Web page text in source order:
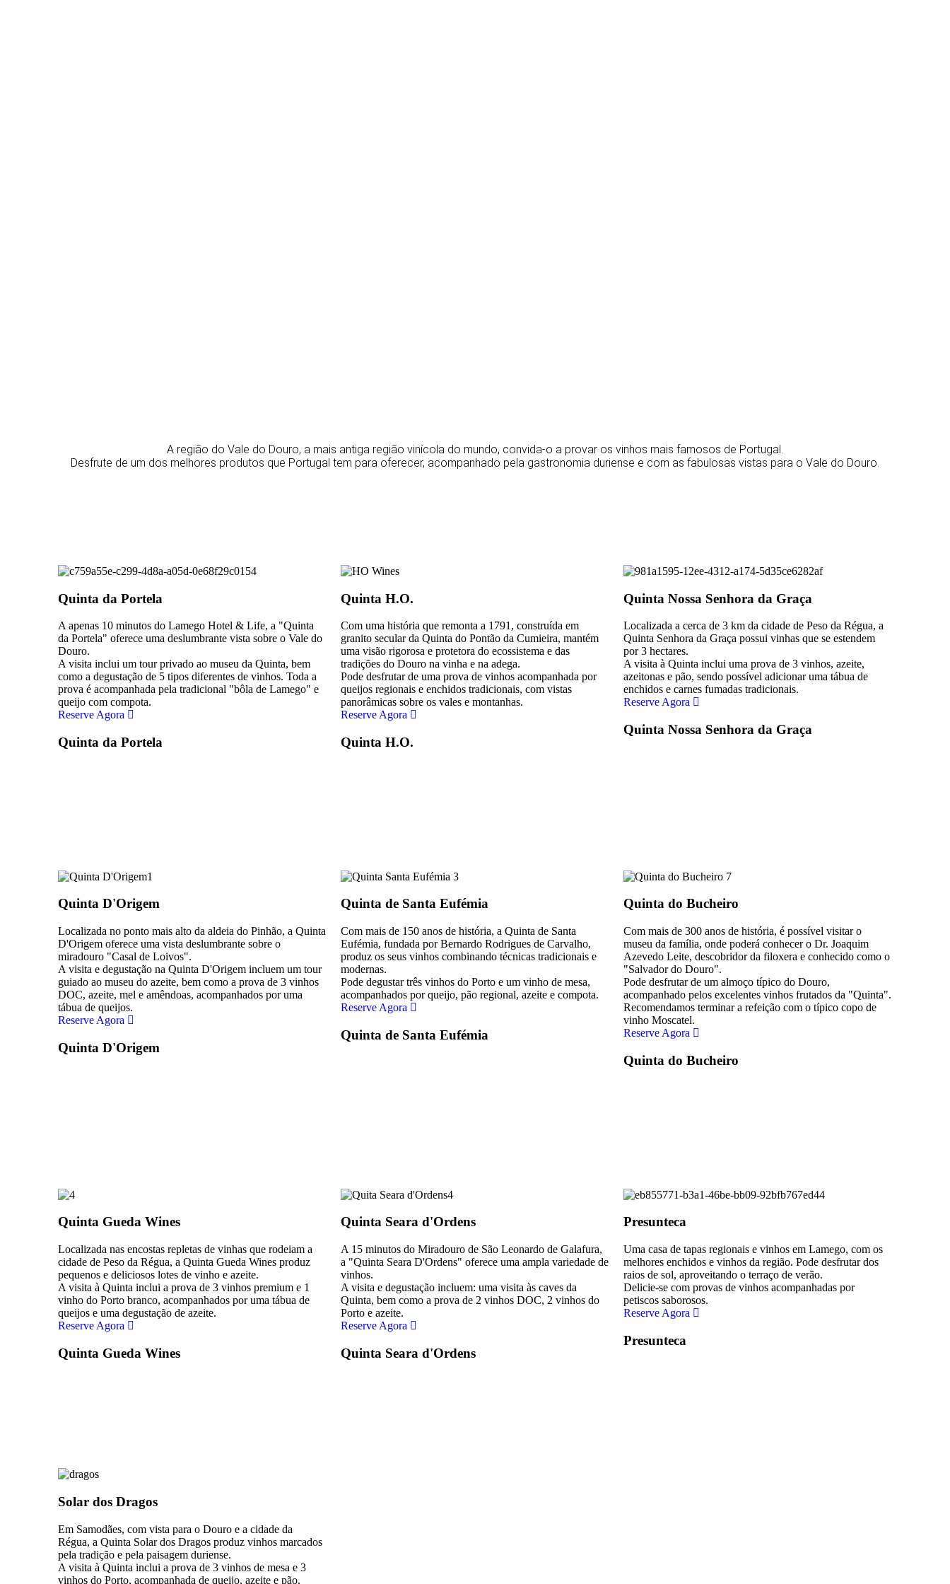
A região do Vale do Douro, a mais antiga região vinícola do mundo, convida-o a provar os vinhos mais famosos de Portugal.
Desfrute de um dos melhores produtos que Portugal tem para oferecer, acompanhado pela gastronomia duriense e com as fabulosas vistas para o Vale do Douro.
Quinta da Portela
A apenas 10 minutos do Lamego Hotel & Life, a "Quinta
da Portela" oferece uma deslumbrante vista sobre o Vale do
Douro.
A visita inclui um tour privado ao museu da Quinta, bem
como a degustação de 5 tipos diferentes de vinhos. Toda a
prova é acompanhada pela tradicional "bôla de Lamego" e
queijo com compota.
Reserve Agora
Quinta da Portela
Quinta H.O.
Com uma história que remonta a 1791, construída em
granito secular da Quinta do Pontão da Cumieira, mantém
uma visão rigorosa e protetora do ecossistema e das
tradições do Douro na vinha e na adega.
Pode desfrutar de uma prova de vinhos acompanhada por
queijos regionais e enchidos tradicionais, com vistas
panorâmicas sobre os vales e montanhas.
Reserve Agora
Quinta H.O.
Quinta Nossa Senhora da Graça
Localizada a cerca de 3 km da cidade de Peso da Régua, a
Quinta Senhora da Graça possui vinhas que se estendem
por 3 hectares.
A visita à Quinta inclui uma prova de 3 vinhos, azeite,
azeitonas e pão, sendo possível adicionar uma tábua de
enchidos e carnes fumadas tradicionais.
Reserve Agora
Quinta Nossa Senhora da Graça
Quinta D'Origem​
Localizada no ponto mais alto da aldeia do Pinhão, a Quinta
D'Origem oferece uma vista deslumbrante sobre o
miradouro "Casal de Loivos".
A visita e degustação na Quinta D'Origem incluem um tour
guiado ao museu do azeite, bem como a prova de 3 vinhos
DOC, azeite, mel e amêndoas, acompanhados por uma
tábua de queijos.
Reserve Agora
Quinta D'Origem​
Quinta de Santa Eufémia
Com mais de 150 anos de história, a Quinta de Santa
Eufémia, fundada por Bernardo Rodrigues de Carvalho,
produz os seus vinhos combinando técnicas tradicionais e
modernas.
Pode degustar três vinhos do Porto e um vinho de mesa,
acompanhados por queijo, pão regional, azeite e compota.
Reserve Agora
Quinta de Santa Eufémia
Quinta do Bucheiro
Com mais de 300 anos de história, é possível visitar o
museu da família, onde poderá conhecer o Dr. Joaquim
Azevedo Leite, descobridor da filoxera e conhecido como o
"Salvador do Douro".
Pode desfrutar de um almoço típico do Douro,
acompanhado pelos excelentes vinhos frutados da "Quinta".
Recomendamos terminar a refeição com o típico copo de
vinho Moscatel.
Reserve Agora
Quinta do Bucheiro
Quinta Gueda Wines
Localizada nas encostas repletas de vinhas que rodeiam a
cidade de Peso da Régua, a Quinta Gueda Wines produz
pequenos e deliciosos lotes de vinho e azeite.
A visita à Quinta inclui a prova de 3 vinhos premium e 1
vinho do Porto branco, acompanhados por uma tábua de
queijos e uma degustação de azeite.
Reserve Agora
Quinta Gueda Wines
Quinta Seara d'Ordens
A 15 minutos do Miradouro de São Leonardo de Galafura,
a "Quinta Seara D'Ordens" oferece uma ampla variedade de
vinhos.
A visita e degustação incluem: uma visita às caves da
Quinta, bem como a prova de 2 vinhos DOC, 2 vinhos do
Porto e azeite.
Reserve Agora
Quinta Seara d'Ordens
Presunteca
Uma casa de tapas regionais e vinhos em Lamego, com os
melhores enchidos e vinhos da região. Pode desfrutar dos
raios de sol, aproveitando o terraço de verão.
Delicie-se com provas de vinhos acompanhadas por
petiscos saborosos.
Reserve Agora
Presunteca
Solar dos Dragos
Em Samodães, com vista para o Douro e a cidade da
Régua, a Quinta Solar dos Dragos produz vinhos marcados
pela tradição e pela paisagem duriense.
A visita à Quinta inclui a prova de 3 vinhos de mesa e 3
vinhos do Porto, acompanhada de queijo, azeite e pão.